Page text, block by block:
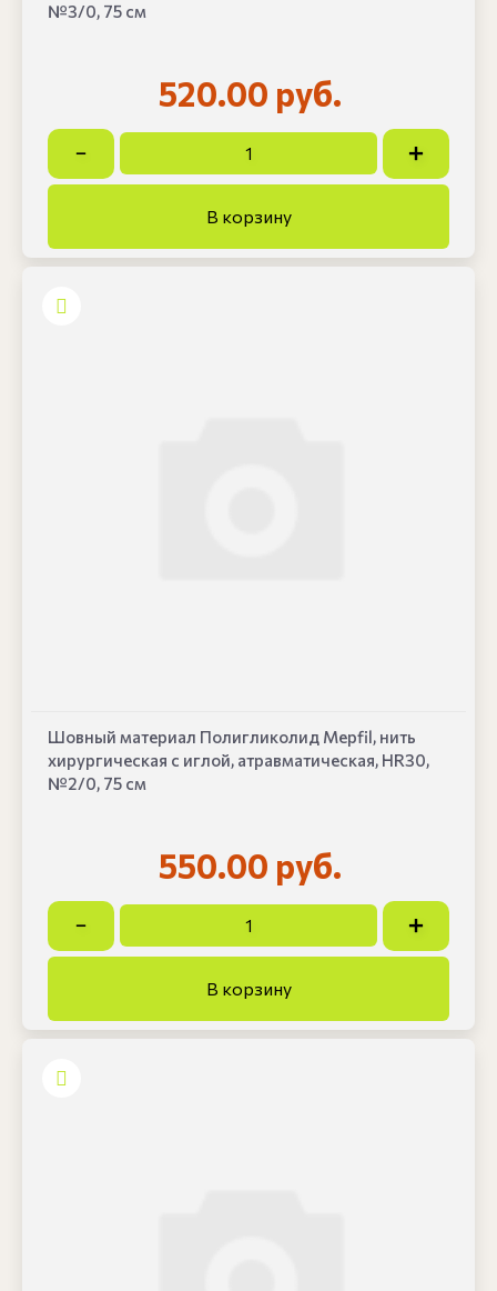
№3/0, 75 см
520.00 руб.
Шовный материал Полигликолид Mepfil, нить
хирургическая с иглой, атравматическая, HR30,
№2/0, 75 см
550.00 руб.